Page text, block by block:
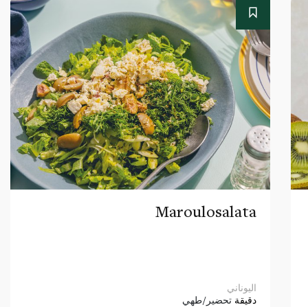
Maroulosalata
اليوناني
دقيقة تحضير/طهي